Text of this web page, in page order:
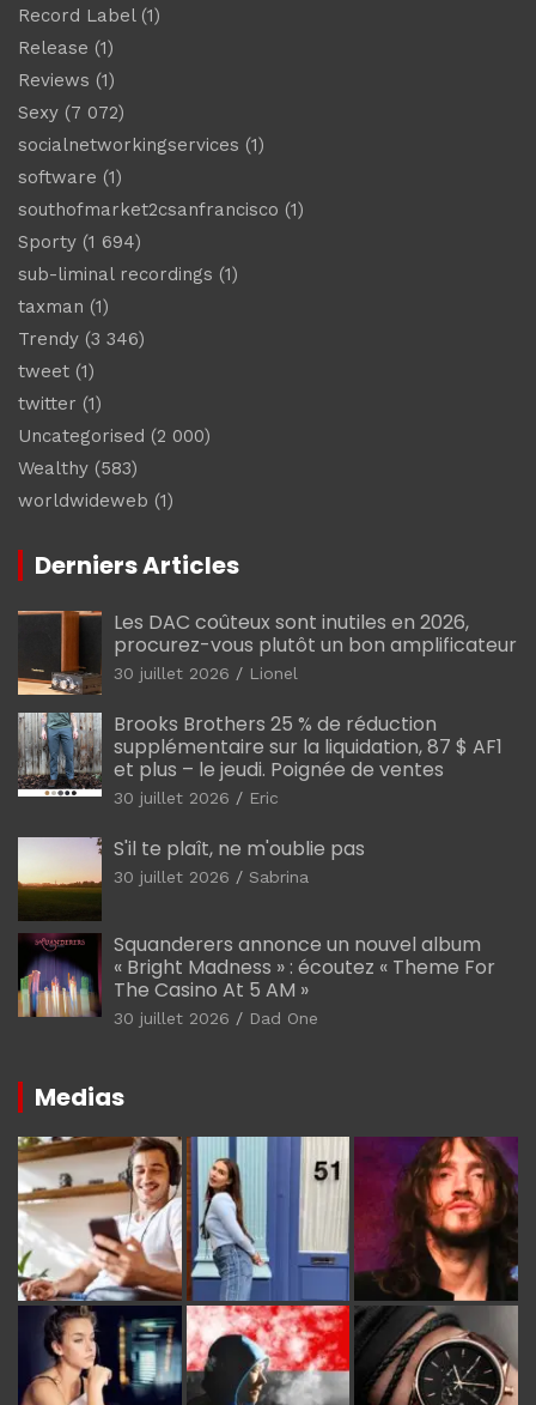
Record Label(1)
Release (1)
Reviews (1)
Sexy (7 072)
socialnetworkingservices (1)
software (1)
southofmarket2csanfrancisco (1)
Sporty (1 694)
sub-liminal recordings (1)
taxman (1)
Trendy (3 346)
tweet (1)
twitter (1)
Uncategorised (2 000)
Wealthy (583)
worldwideweb (1)
Derniers Articles
Les DAC coûteux sont inutiles en 2026,
procurez-vous plutôt un bon amplificateur
30 juillet 2026 Lionel
Brooks Brothers 25 % de réduction
supplémentaire sur la liquidation, 87 $ AF1
et plus – le jeudi. Poignée de ventes
30 juillet 2026 Eric
S'il te plaît, ne m'oublie pas
30 juillet 2026 Sabrina
Squanderers annonce un nouvel album
« Bright Madness » : écoutez « Theme For
The Casino At 5 AM »
30 juillet 2026 Dad One
Medias